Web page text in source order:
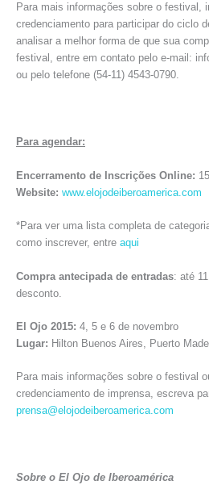
Para mais informações sobre o festival,
credenciamento para participar do ciclo
analisar a melhor forma de que sua
festival, entre em contato pelo e-mail:
ou pelo telefone (54-11) 4543-0790.
Para agendar:
Encerramento de Inscrições Online:
Website: www.elojodeiberoamerica.com
*Para ver uma lista completa de
como inscrever, entre aqui
Compra antecipada de entradas: até
desconto.
El Ojo 2015: 4, 5 e 6 de novembro
Lugar: Hilton Buenos Aires, Puerto
Para mais informações sobre o festival
credenciamento de imprensa, escreva
prensa@elojodeiberoamerica.com
Sobre o El Ojo de Iberoamérica